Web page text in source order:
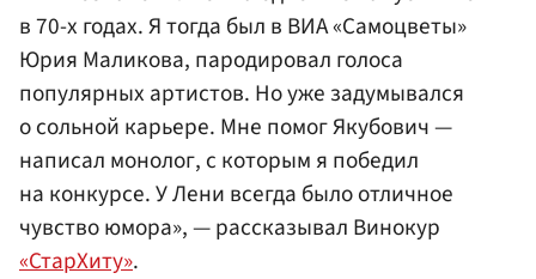
в 70-х годах. Я тогда был в ВИА «Самоцветы»
Юрия Маликова, пародировал голоса
популярных артистов. Но уже задумывался
о сольной карьере. Мне помог Якубович —
написал монолог, с которым я победил
на конкурсе. У Лени всегда было отличное
чувство юмора», — рассказывал Винокур
«СтарХиту».